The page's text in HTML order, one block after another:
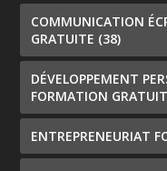
COMMUNICATION
GRATUITE (38)
DÉVELOPPEMENT
FORMATION
ENTREPRENEURIAT